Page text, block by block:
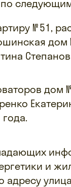
№ 51,
дом
дом
и